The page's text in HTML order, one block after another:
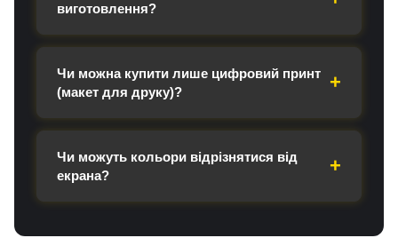
виготовлення?
Чи можна купити лише цифровий принт
(макет для друку)?
Чи можуть кольори відрізнятися від
екрана?